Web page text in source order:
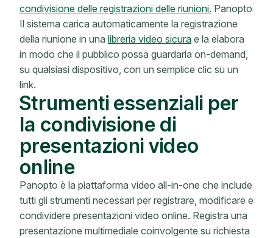
condivisione delle registrazioni delle riunioni. Panopto
Il sistema carica automaticamente la registrazione
della riunione in una libreria video sicura e la elabora
in modo che il pubblico possa guardarla on-demand,
su qualsiasi dispositivo, con un semplice clic su un
link.
Strumenti essenziali per
la condivisione di
presentazioni video
online
Panopto è la piattaforma video all-in-one che include
tutti gli strumenti necessari per registrare, modificare e
condividere presentazioni video online. Registra una
presentazione multimediale coinvolgente su richiesta